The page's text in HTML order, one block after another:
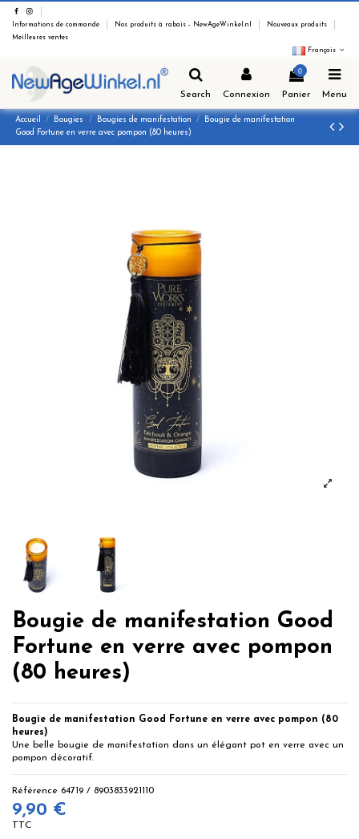
Informations de commande Nos produits à rabais - NewAgeWinkel.nl
Nouveaux produits
Meilleures ventes
Français
Search Connexion
0
Panier Menu
Accueil Bougies Bougies de manifestation
Bougie de manifestation
Good Fortune en verre avec pompon (80 heures)
Bougie de manifestation Good
Fortune en verre avec pompon
(80 heures)
Bougie de manifestation Good Fortune en verre avec pompon (80
heures)
Une belle bougie de manifestation dans un élégant pot en verre avec un
pompon décoratif.
Référence 64719 / 8903833921110
9,90 €
TTC